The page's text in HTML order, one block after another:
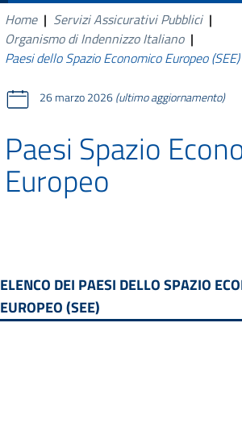
Home | Servizi Assicurativi Pubblici |
Organismo di Indennizzo Italiano |
Paesi dello Spazio Economico Europeo (SEE)
26 marzo 2026(ultimo aggiornamento)
Paesi Spazio
Europeo
ELENCO DEI PAESI DELLO SPAZIO
EUROPEO (SEE)